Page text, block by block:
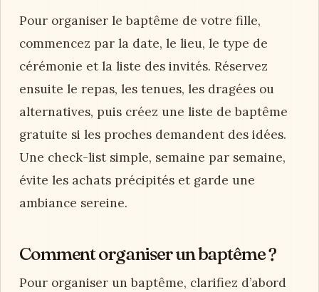
Pour organiser le baptême de votre fille,
commencez par la date, le lieu, le type de
cérémonie et la liste des invités. Réservez
ensuite le repas, les tenues, les dragées ou
alternatives, puis créez une liste de baptême
gratuite si les proches demandent des idées.
Une check-list simple, semaine par semaine,
évite les achats précipités et garde une
ambiance sereine.
Comment organiser un baptême ?
Pour organiser un baptême, clarifiez d’abord